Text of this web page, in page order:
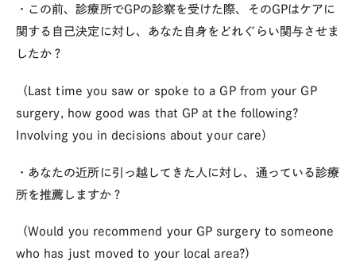
・この前、診療所でGPの診察を受けた際、そのGPはケアに
関する自己決定に対し、あなた自身をどれぐらい関与させま
したか？
（Last time you saw or spoke to a GP from your GP
surgery, how good was that GP at the following?
Involving you in decisions about your care）
・あなたの近所に引っ越してきた人に対し、通っている診療
所を推薦しますか？
（Would you recommend your GP surgery to someone
who has just moved to your local area?）